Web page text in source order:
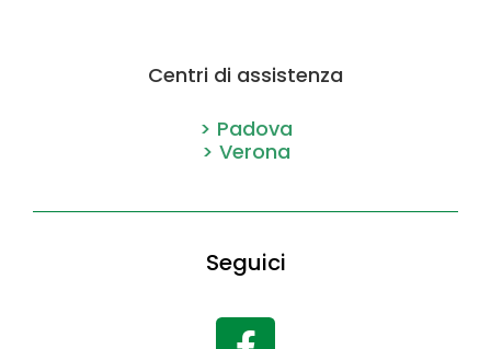
Centri di assistenza
> Padova
> Verona
Seguici